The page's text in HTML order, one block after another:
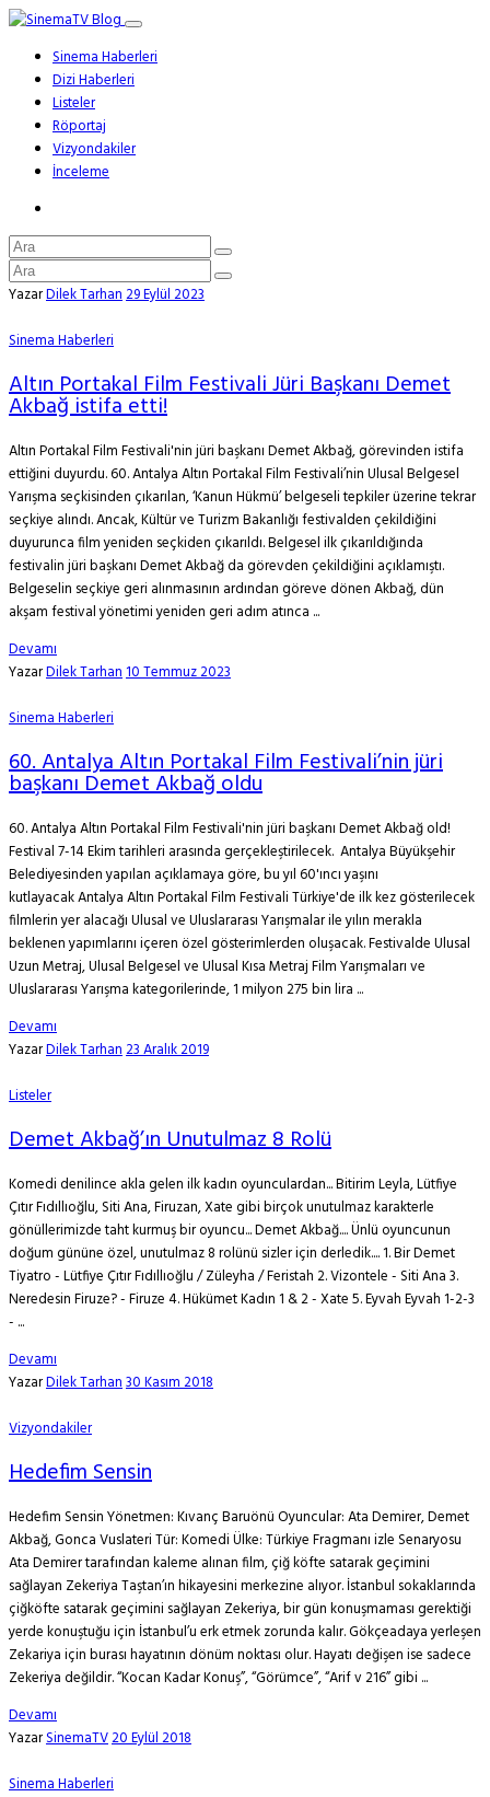
Sinema Haberleri
Dizi Haberleri
Listeler
Röportaj
Vizyondakiler
İnceleme
YazarDilek Tarhan29 Eylül 2023
Sinema Haberleri
Altın Portakal Film Festivali Jüri Başkanı Demet
Akbağ istifa etti!
Altın Portakal Film Festivali'nin jüri başkanı Demet Akbağ, görevinden istifa
ettiğini duyurdu. 60. Antalya Altın Portakal Film Festivali’nin Ulusal Belgesel
Yarışma seçkisinden çıkarılan, ‘Kanun Hükmü’ belgeseli tepkiler üzerine tekrar
seçkiye alındı. Ancak, Kültür ve Turizm Bakanlığı festivalden çekildiğini
duyurunca film yeniden seçkiden çıkarıldı. Belgesel ilk çıkarıldığında
festivalin jüri başkanı Demet Akbağ da görevden çekildiğini açıklamıştı.
Belgeselin seçkiye geri alınmasının ardından göreve dönen Akbağ, dün
akşam festival yönetimi yeniden geri adım atınca ...
Devamı
YazarDilek Tarhan10 Temmuz 2023
Sinema Haberleri
60. Antalya Altın Portakal Film Festivali’nin jüri
başkanı Demet Akbağ oldu
60. Antalya Altın Portakal Film Festivali'nin jüri başkanı Demet Akbağ old!
Festival 7-14 Ekim tarihleri arasında gerçekleştirilecek. Antalya Büyükşehir
Belediyesinden yapılan açıklamaya göre, bu yıl 60'ıncı yaşını
kutlayacak Antalya Altın Portakal Film Festivali Türkiye'de ilk kez gösterilecek
filmlerin yer alacağı Ulusal ve Uluslararası Yarışmalar ile yılın merakla
beklenen yapımlarını içeren özel gösterimlerden oluşacak. Festivalde Ulusal
Uzun Metraj, Ulusal Belgesel ve Ulusal Kısa Metraj Film Yarışmaları ve
Uluslararası Yarışma kategorilerinde, 1 milyon 275 bin lira ...
Devamı
YazarDilek Tarhan23 Aralık 2019
Listeler
Demet Akbağ’ın Unutulmaz 8 Rolü
Komedi denilince akla gelen ilk kadın oyunculardan... Bitirim Leyla, Lütfiye
Çıtır Fıdıllıoğlu, Siti Ana, Firuzan, Xate gibi birçok unutulmaz karakterle
gönüllerimizde taht kurmuş bir oyuncu... Demet Akbağ.... Ünlü oyuncunun
doğum gününe özel, unutulmaz 8 rolünü sizler için derledik.... 1. Bir Demet
Tiyatro - Lütfiye Çıtır Fıdıllıoğlu / Züleyha / Feristah 2. Vizontele - Siti Ana 3.
Neredesin Firuze? - Firuze 4. Hükümet Kadın 1 & 2 - Xate 5. Eyvah Eyvah 1-2-3
- ...
Devamı
YazarDilek Tarhan30 Kasım 2018
Vizyondakiler
Hedefim Sensin
Hedefim Sensin Yönetmen: Kıvanç Baruönü Oyuncular: Ata Demirer, Demet
Akbağ, Gonca Vuslateri Tür: Komedi Ülke: Türkiye Fragmanı izle Senaryosu
Ata Demirer tarafından kaleme alınan film, çiğ köfte satarak geçimini
sağlayan Zekeriya Taştan’ın hikayesini merkezine alıyor. İstanbul sokaklarında
çiğköfte satarak geçimini sağlayan Zekeriya, bir gün konuşmaması gerektiği
yerde konuştuğu için İstanbul’u erk etmek zorunda kalır. Gökçeadaya yerleşen
Zekariya için burası hayatının dönüm noktası olur. Hayatı değişen ise sadece
Zekeriya değildir. “Kocan Kadar Konuş”, “Görümce”, “Arif v 216” gibi ...
Devamı
YazarSinemaTV20 Eylül 2018
Sinema Haberleri